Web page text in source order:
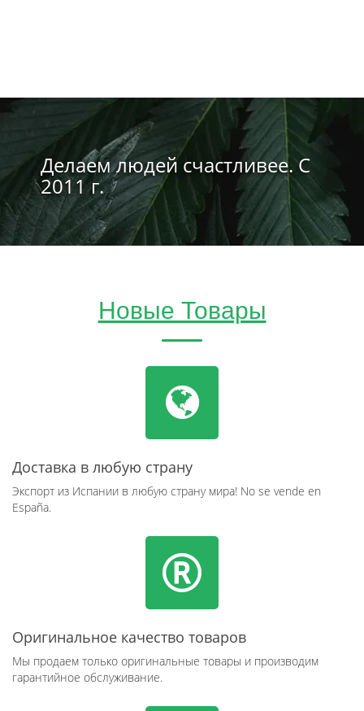
Делаем людей счастливее. С
2011 г.
Новые Товары
Доставка в любую страну
Экспорт из Испании в любую страну мира! No se vende en
España.
Оригинальное качество товаров
Мы продаем только оригинальные товары и производим
гарантийное обслуживание.